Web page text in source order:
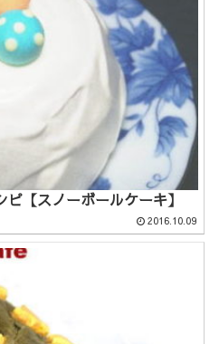
【スノーボールケーキ】
2016.10.09